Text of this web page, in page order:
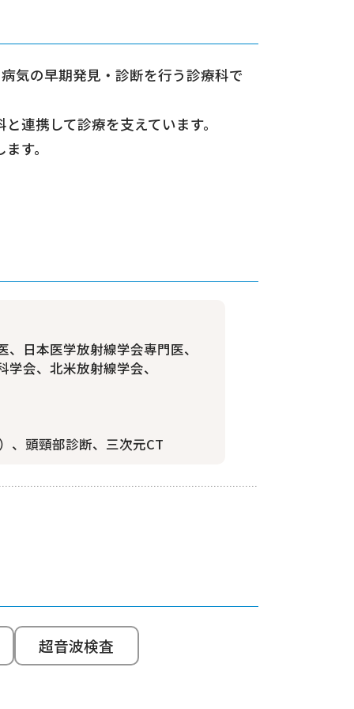
気の早期発見・診断を行う診療科で
連携して診療を支えています。
す。
日本医学放射線学会専門医、
会、北米放射線学会、
、頭頸部診断、三次元CT
超音波検査